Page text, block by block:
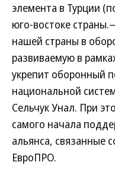
элемента в Турции
юго-востоке
нашей страны в
развиваемую в
укрепит оборонный
национальной
Сельчук Унал. При
самого начала
альянса, связанные
ЕвроПРО.